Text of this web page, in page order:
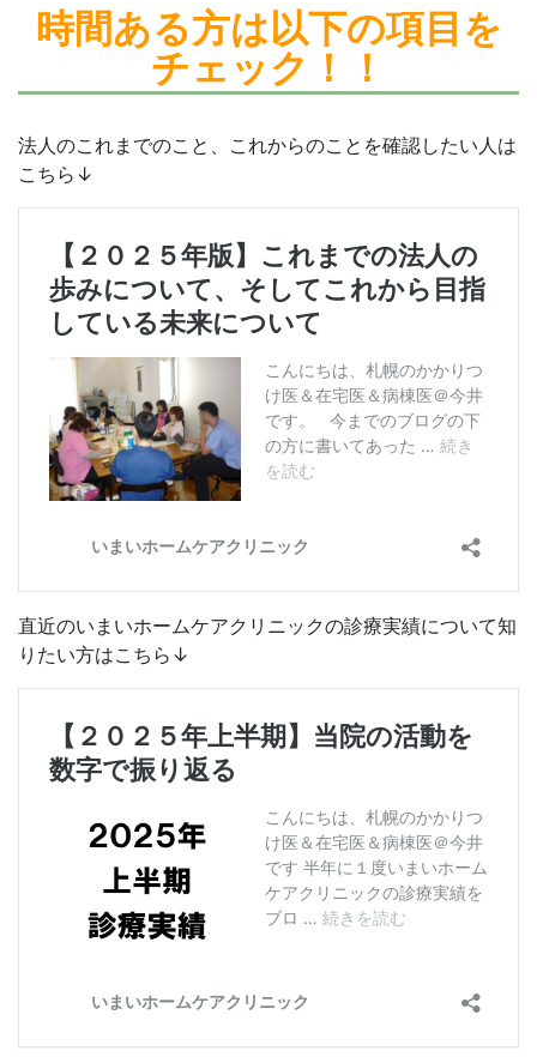
時間ある方は以下の項目を
チェック！！
法人のこれまでのこと、これからのことを確認したい人は
こちら↓
直近のいまいホームケアクリニックの診療実績について知
りたい方はこちら↓